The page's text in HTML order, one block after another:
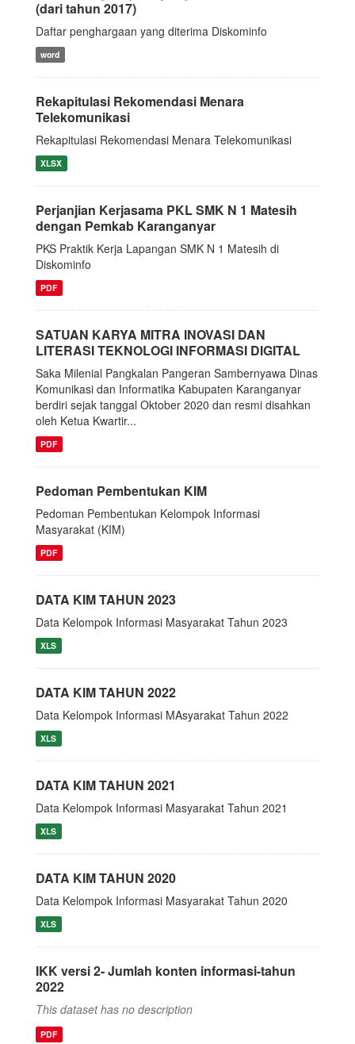
(dari tahun 2017)
Daftar penghargaan yang diterima Diskominfo
word
Rekapitulasi Rekomendasi Menara
Telekomunikasi
Rekapitulasi Rekomendasi Menara Telekomunikasi
XLSX
Perjanjian Kerjasama PKL SMK N 1 Matesih
dengan Pemkab Karanganyar
PKS Praktik Kerja Lapangan SMK N 1 Matesih di
Diskominfo
PDF
SATUAN KARYA MITRA INOVASI DAN
LITERASI TEKNOLOGI INFORMASI DIGITAL
Saka Milenial Pangkalan Pangeran Sambernyawa Dinas
Komunikasi dan Informatika Kabupaten Karanganyar
berdiri sejak tanggal Oktober 2020 dan resmi disahkan
oleh Ketua Kwartir...
PDF
Pedoman Pembentukan KIM
Pedoman Pembentukan Kelompok Informasi
Masyarakat (KIM)
PDF
DATA KIM TAHUN 2023
Data Kelompok Informasi Masyarakat Tahun 2023
XLS
DATA KIM TAHUN 2022
Data Kelompok Informasi MAsyarakat Tahun 2022
XLS
DATA KIM TAHUN 2021
Data Kelompok Informasi Masyarakat Tahun 2021
XLS
DATA KIM TAHUN 2020
Data Kelompok Informasi Masyarakat Tahun 2020
XLS
IKK versi 2- Jumlah konten informasi-tahun
2022
This dataset has no description
PDF